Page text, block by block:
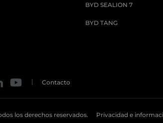
BYD SEALION 7
BYD TANG
Contacto
los derechos reservados. Privacidad e